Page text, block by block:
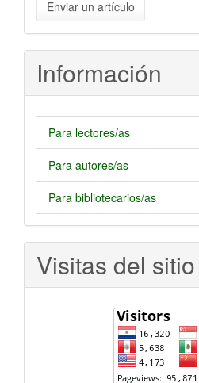
un
artículo
Enviar un artículo
Información
Para lectores/as
Para autores/as
Para bibliotecarios/as
Visitas del sitio